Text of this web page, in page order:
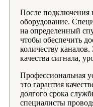
После подключения
оборудование.
на определенный
чтобы обеспечить
количеству
качества сигнала,
Профессиональная
это гарантия
долгого срока
специалисты